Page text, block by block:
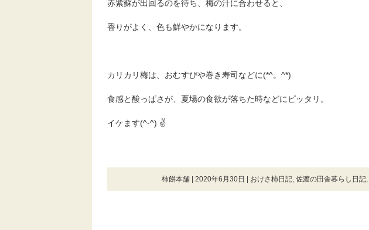
赤紫蘇が出回るのを待ち、梅の汁に合わせると、
香りがよく、色も鮮やかになります。
カリカリ梅は、おむすびや巻き寿司などに(*^。^*)
食感と酸っぱさが、夏場の食欲が落ちた時などにピッタリ。
イケます(^-^) ✌
柿餅本舗 | 2020年6月30日 | おけさ柿日記, 佐渡の田舎暮らし日記,